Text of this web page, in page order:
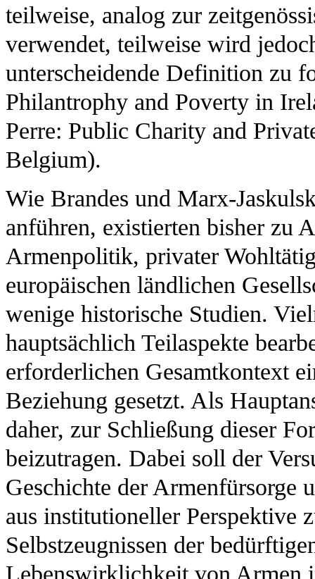
teilweise, analog zur
verwendet, teilweise wird
unterscheidende Definition zu
Philantrophy and Poverty in
Perre: Public Charity and
Belgium).
Wie Brandes und Marx-
anführen, existierten bisher zu
Armenpolitik, privater
europäischen ländlichen
wenige historische Studien.
hauptsächlich Teilaspekte
erforderlichen Gesamtkontext
Beziehung gesetzt. Als
daher, zur Schließung dieser
beizutragen. Dabei soll der
Geschichte der Armenfürsorge
aus institutioneller Perspektive
Selbstzeugnissen der
Lebenswirklichkeit von Armen